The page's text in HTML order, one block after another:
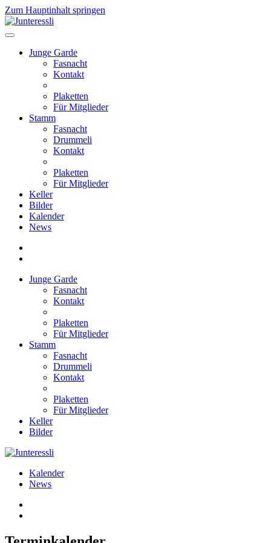
Zum Hauptinhalt springen
Junge Garde
Fasnacht
Kontakt
Plaketten
Für Mitglieder
Stamm
Fasnacht
Drummeli
Kontakt
Plaketten
Für Mitglieder
Keller
Bilder
Kalender
News
Junge Garde
Fasnacht
Kontakt
Plaketten
Für Mitglieder
Stamm
Fasnacht
Drummeli
Kontakt
Plaketten
Für Mitglieder
Keller
Bilder
Kalender
News